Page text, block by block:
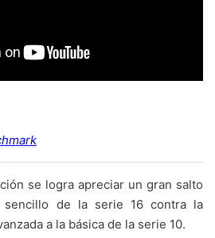
se logra apreciar un gran salto
de la serie 16 contra la
a la básica de la serie 10.